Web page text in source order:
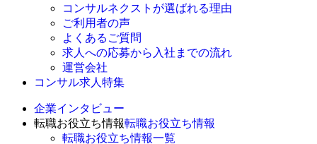
コンサルネクストが選ばれる理由
ご利用者の声
よくあるご質問
求人への応募から入社までの流れ
運営会社
コンサル求人特集
企業インタビュー
転職お役立ち情報転職お役立ち情報
転職お役立ち情報一覧